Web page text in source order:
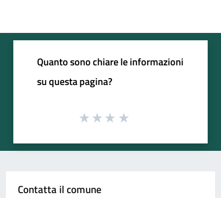
Quanto sono chiare le informazioni
su questa pagina?
Contatta il comune